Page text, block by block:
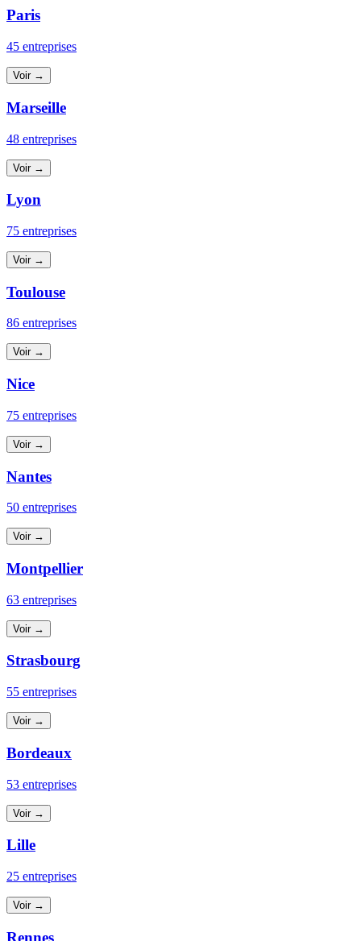
Paris
45 entreprises
Voir →
Marseille
48 entreprises
Voir →
Lyon
75 entreprises
Voir →
Toulouse
86 entreprises
Voir →
Nice
75 entreprises
Voir →
Nantes
50 entreprises
Voir →
Montpellier
63 entreprises
Voir →
Strasbourg
55 entreprises
Voir →
Bordeaux
53 entreprises
Voir →
Lille
25 entreprises
Voir →
Rennes